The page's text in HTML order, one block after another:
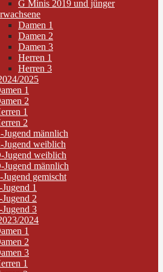
G Minis 2019 und jünger
Damen 1
Damen 2
Damen 3
Herren 1
Herren 3
2025
1
2
1
2
Jugend männlich
Jugend weiblich
Jugend weiblich
Jugend männlich
Jugend gemischt
1
Jugend 2
Jugend 3
2024
1
2
3
1